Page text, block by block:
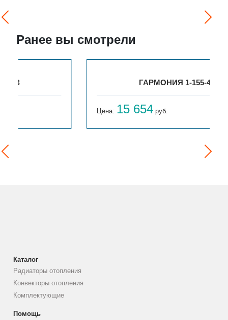
Ранее вы смотрели
ГАРМОНИЯ 1-155-4
руб.
Каталог
Радиаторы отопления
Конвекторы отопления
Комплектующие
Помощь